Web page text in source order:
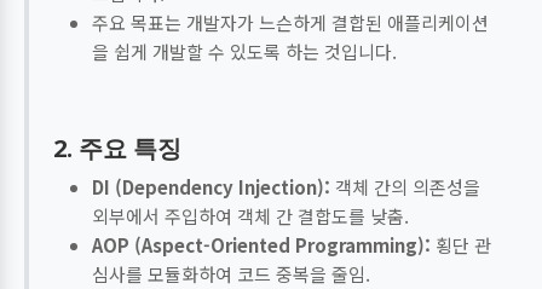
주요 목표는 개발자가 느슨하게 결합된 애플리케이션
을 쉽게 개발할 수 있도록 하는 것입니다.
2. 주요 특징
DI (Dependency Injection): 객체 간의 의존성을
외부에서 주입하여 객체 간 결합도를 낮춤.
AOP (Aspect-Oriented Programming): 횡단 관
심사를 모듈화하여 코드 중복을 줄임.